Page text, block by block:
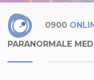
0900
PARANORMALE